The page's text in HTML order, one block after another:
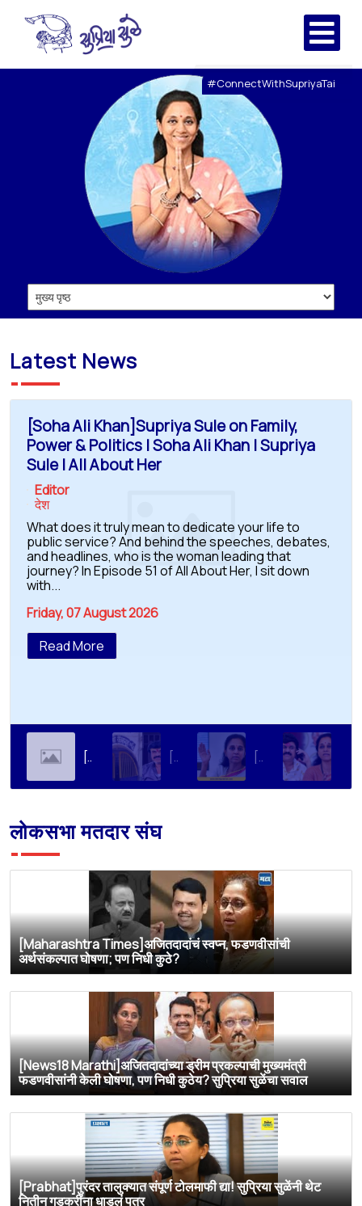
#ConnectWithSupriyaTai
Latest News
[Soha Ali Khan]Supriya Sule on Family,
Power & Politics | Soha Ali Khan | Supriya
Sule | All About Her
Editor
देश
What does it truly mean to dedicate your life to
public service? And behind the speeches, debates,
and headlines, who is the woman leading that
journey? In Episode 51 of All About Her, I sit down
with...
Friday, 07 August 2026
Read More
[Soha Ali Khan]Supriya Sule on Family, Power & Politics | Soha Ali Khan | Supriya Sule | All About Her [Loksatta]संतोष देशमुख हत्या प्रकरण : वाल्मिक कराडची रवानगी नागपूर कारागृहात करण्याची सुप्रिया सुळेंची मागणी [Dainik Prabhat]‘वाल्मिक कराडला बीड कारागृहातून नागपूरला हलवा’; सुप्रिया सुळेंची मुख्यमंत्र्यांकडे मोठी मागणी
लोकसभा मतदार संघ
[Maharashtra Times]अजितदादांचं स्वप्न, फडणवीसांची
अर्थसंकल्पात घोषणा; पण निधी कुठे?
[News18 Marathi]अजितदादांच्या ड्रीम प्रकल्पाची मुख्यमंत्री
फडणवीसांनी केली घोषणा, पण निधी कुठेय? सुप्रिया सुळेंचा सवाल
[Prabhat]पुरंदर तालुक्यात संपूर्ण टोलमाफी द्या! सुप्रिया सुळेंनी थेट
नितीन गडकरींना धाडलं पत्र